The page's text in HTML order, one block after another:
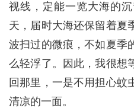
视线，定能一览大海的
天，届时大海还保留着夏
波扫过的微痕，不如夏季
么轻浮了。因此，我很想
回那里，一是不用担心蚊
清凉的一面。